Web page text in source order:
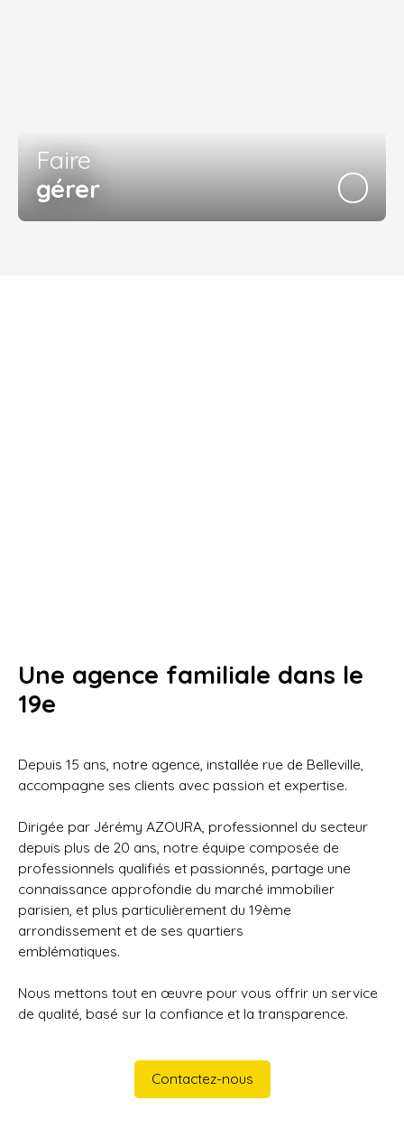
Faire
gérer
Une agence familiale dans le
19e
Depuis 15 ans, notre agence, installée rue de Belleville,
accompagne ses clients avec passion et expertise.
Dirigée par Jérémy AZOURA, professionnel du secteur
depuis plus de 20 ans, notre équipe composée de
professionnels qualifiés et passionnés, partage une
connaissance approfondie du marché immobilier
parisien, et plus particulièrement du 19ème
arrondissement et de ses quartiers
emblématiques.
Nous mettons tout en œuvre pour vous offrir un service
de qualité, basé sur la confiance et la transparence.
Contactez-nous